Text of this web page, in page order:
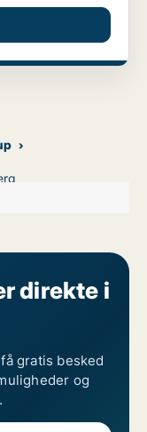
direkte i
gratis besked
og